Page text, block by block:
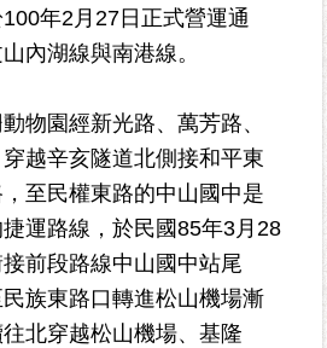
年2月27日正式營運通
內湖線與南港線。
物園經新光路、萬芳路、
越辛亥隧道北側接和平東
至民權東路的中山國中是
運路線，於民國85年3月28
前段路線中山國中站尾
族東路口轉進松山機場漸
北穿越松山機場、基隆